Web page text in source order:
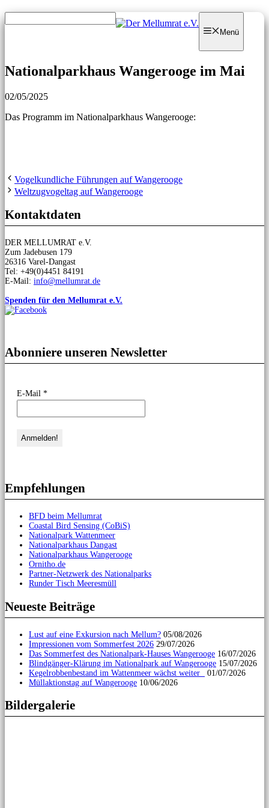
Zum
Inhalt
Zum
Inhalt
Menü
Nationalparkhaus Wangerooge im Mai
02/05/2025
Das Programm im Nationalparkhaus Wangerooge:
Vogelkundliche Führungen auf Wangerooge
Weltzugvogeltag auf Wangerooge
Kontaktdaten
DER MELLUMRAT e.V.
Zum Jadebusen 179
26316 Varel-Dangast
Tel: +49(0)4451 84191
E-Mail: info@mellumrat.de
Spenden für den Mellumrat e.V.
Abonniere unseren Newsletter
E-Mail *
Empfehlungen
BFD beim Mellumrat
Coastal Bird Sensing (CoBiS)
Nationalpark Wattenmeer
Nationalparkhaus Dangast
Nationalparkhaus Wangerooge
Ornitho.de
Partner-Netzwerk des Nationalparks
Runder Tisch Meeresmüll
Neueste Beiträge
Lust auf eine Exkursion nach Mellum? 05/08/2026
Impressionen vom Sommerfest 2026 29/07/2026
Das Sommerfest des Nationalpark-Hauses Wangerooge 16/07/2026
Blindgänger-Klärung im Nationalpark auf Wangerooge 15/07/2026
Kegelrobbenbestand im Wattenmeer wächst weiter
01/07/2026
Müllaktionstag auf Wangerooge 10/06/2026
Bildergalerie